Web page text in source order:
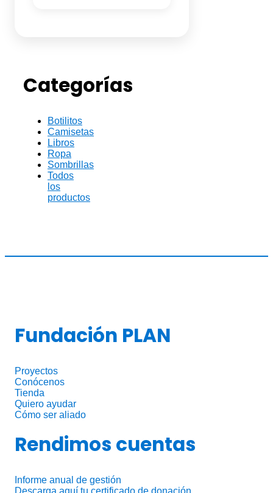
Categorías
Botilitos
Camisetas
Libros
Ropa
Sombrillas
Todos
los
productos
Fundación PLAN
Proyectos
Conócenos
Tienda
Quiero ayudar
Cómo ser aliado
Rendimos cuentas
Informe anual de gestión
Descarga aquí tu certificado de donación